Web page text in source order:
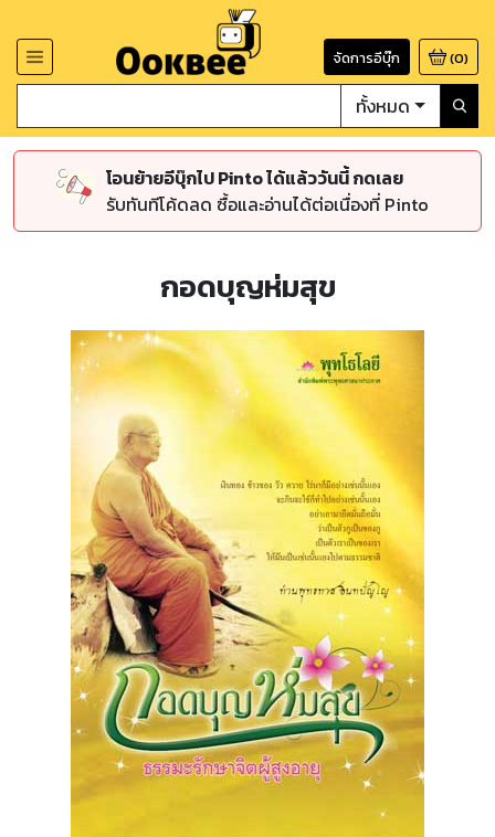
จัดการอีบุ๊ก (0)
ทั้งหมด
โอนย้ายอีบุ๊กไป Pinto ได้แล้ววันนี้ กดเลย
รับทันทีโค้ดลด ซื้อและอ่านได้ต่อเนื่องที่ Pinto
กอดบุญห่มสุข